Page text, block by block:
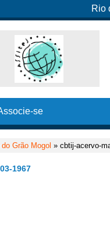
Rio
se
Grão Mogol » cbtij-acervo-
1967